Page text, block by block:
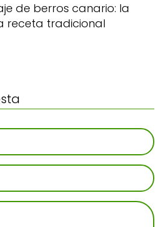
de berros canario: la
receta tradicional